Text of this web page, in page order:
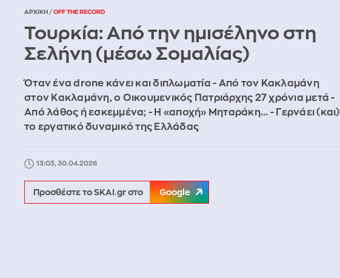
ΑΡΧΙΚΗ / OFF THE RECORD
Τουρκία: Από την ημισέληνο στη
Σελήνη (μέσω Σομαλίας)
Όταν ένα drone κάνει και διπλωματία - Από τον Κακλαμάνη
στον Κακλαμάνη, ο Οικουμενικός Πατριάρχης 27 χρόνια μετά -
Από λάθος ή εσκεμμένα; - Η «αποχή» Μηταράκη... - Γερνάει (και)
το εργατικό δυναμικό της Ελλάδας
13:03, 30.04.2026
Προσθέστε το SKAI.gr στο Google